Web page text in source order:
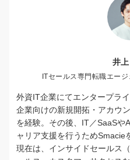
井
ITセールス専門転職エー
外資IT企業にてエンタープラ
企業向けの新規開拓・アカウ
を経験。その後、IT／SaaSや
ャリア支援を行うためSmacie
現在は、インサイドセールス